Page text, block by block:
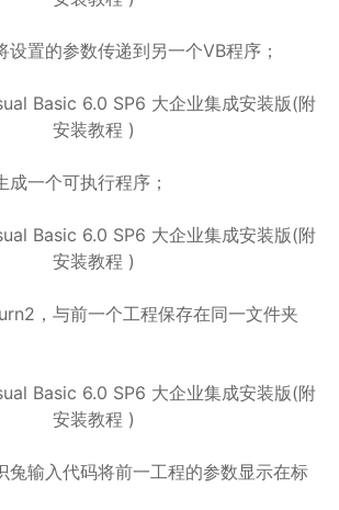
设置的参数传递到另一个VB程序；
一个可执行程序；
，与前一个工程保存在同一文件夹
兔输入代码将前一工程的参数显示在标